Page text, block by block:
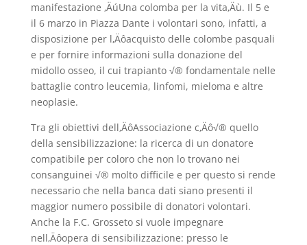
manifestazione ‚ÄúUna colomba per la vita‚Äù. Il 5 e
il 6 marzo in Piazza Dante i volontari sono, infatti, a
disposizione per l‚Äôacquisto delle colombe pasquali
e per fornire informazioni sulla donazione del
midollo osseo, il cui trapianto √® fondamentale nelle
battaglie contro leucemia, linfomi, mieloma e altre
neoplasie.
Tra gli obiettivi dell‚ÄôAssociazione c‚Äô√® quello
della sensibilizzazione: la ricerca di un donatore
compatibile per coloro che non lo trovano nei
consanguinei √® molto difficile e per questo si rende
necessario che nella banca dati siano presenti il
maggior numero possibile di donatori volontari.
Anche la F.C. Grosseto si vuole impegnare
nell‚Äôopera di sensibilizzazione: presso le